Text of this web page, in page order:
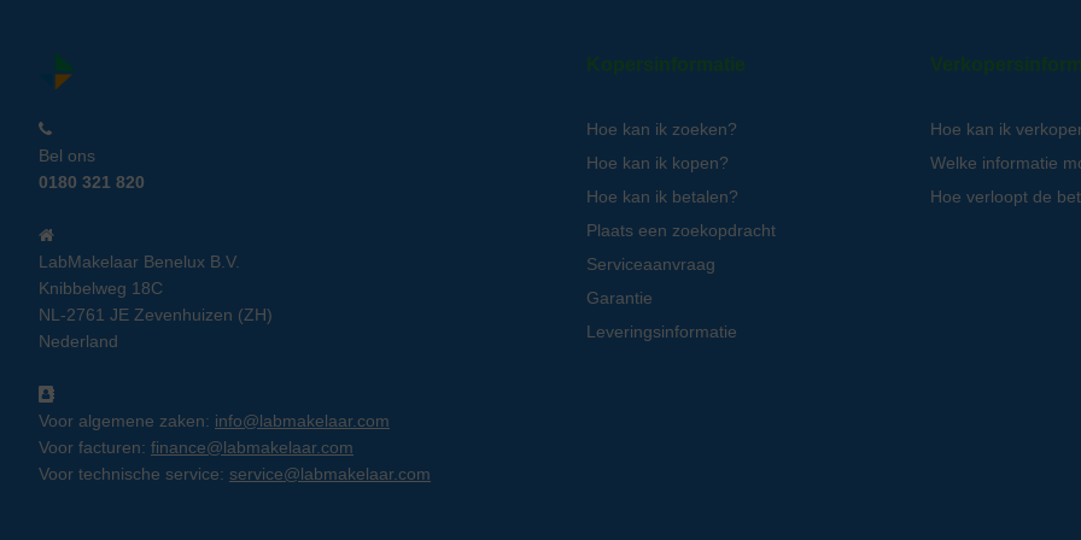
Bel ons
0180 321 820
LabMakelaar Benelux B.V.
Knibbelweg 18C
NL-2761 JE Zevenhuizen (ZH)
Nederland
Voor algemene zaken: info@labmakelaar.com
Voor facturen: finance@labmakelaar.com
Voor technische service: service@labmakelaar.com
Kopersinformatie
Hoe kan ik zoeken?
Hoe kan ik kopen?
Hoe kan ik betalen?
Plaats een zoekopdracht
Serviceaanvraag
Garantie
Leveringsinformatie
Hoe kan ik
Welke informatie
Hoe verloopt de